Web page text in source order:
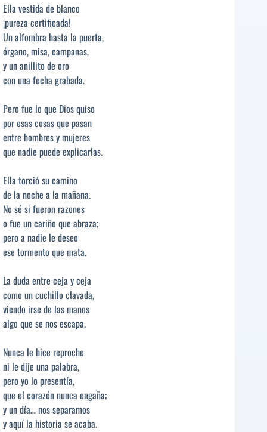
Ella vestida de blanco
¡pureza certificada!
Un alfombra hasta la puerta,
órgano, misa, campanas,
y un anillito de oro
con una fecha grabada.
Pero fue lo que Dios quiso
por esas cosas que pasan
entre hombres y mujeres
que nadie puede explicarlas.
Ella torció su camino
de la noche a la mañana.
No sé si fueron razones
o fue un cariño que abraza;
pero a nadie le deseo
ese tormento que mata.
La duda entre ceja y ceja
como un cuchillo clavada,
viendo irse de las manos
algo que se nos escapa.
Nunca le hice reproche
ni le dije una palabra,
pero yo lo presentía,
que el corazón nunca engaña;
y un día… nos separamos
y aquí la historia se acaba.